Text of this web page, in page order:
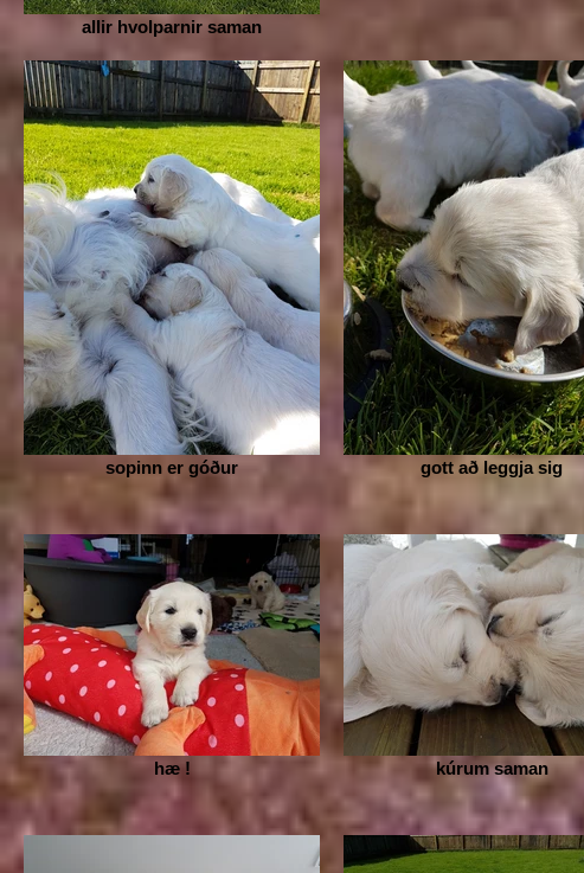
allir hvolparnir saman
sopinn er góður gott að leggja sig
hæ !
kúrum saman